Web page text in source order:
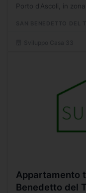
Porto d'Ascoli, in
Appartamento
Benedetto del